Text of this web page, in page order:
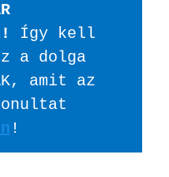
Így kell
a dolga
!